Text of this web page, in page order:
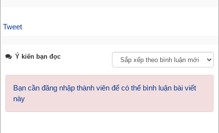
Tweet
Ý kiến bạn đọc
Bạn cần đăng nhập thành viên để có thể bình luận bài viết
này